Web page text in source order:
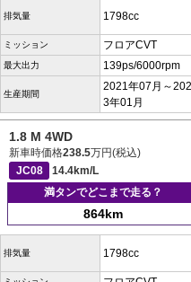
排気量 1798cc
ミッション フロアCVT
最大出力 139ps/6000rpm
生産期間
2021年07月～202
3年01月
1.8 M 4WD
新車時価格238.5万円(税込)
JC08
14.4km/L
満タンでどこまで走る？
864km
排気量 1798cc